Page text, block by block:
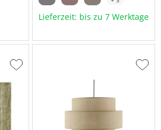
Lieferzeit: bis zu 7 Werktage
Zur
Zur